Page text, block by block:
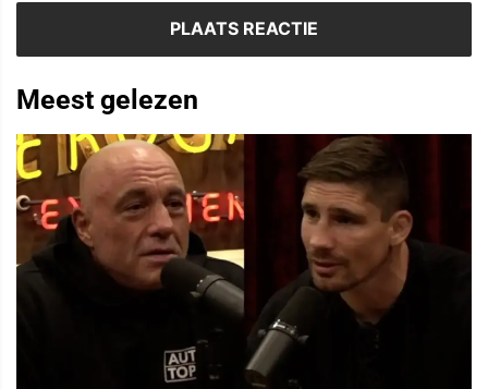
Meest gelezen